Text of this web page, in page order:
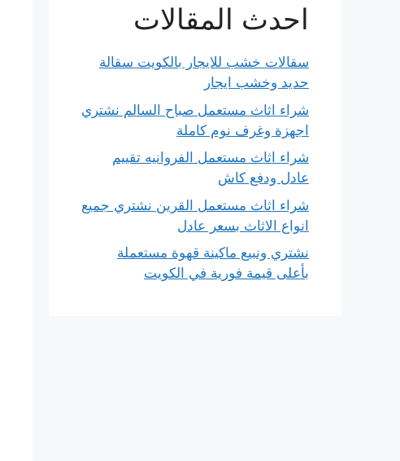
احدث المقالات
سقالات خشب للايجار بالكويت سقالة
حديد وخشب ايجار
شراء اثاث مستعمل صباح السالم نشتري
اجهزة وغرف نوم كاملة
شراء اثاث مستعمل الفروانيه تقييم
عادل ودفع كاش
شراء اثاث مستعمل القرين نشتري جميع
انواع الاثاث بسعر عادل
نشتري ونبيع ماكينة قهوة مستعملة
بأعلى قيمة فورية في الكويت